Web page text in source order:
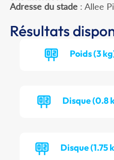
Adresse du stade : Allee
Résultats
Poids (3
Disque (0.8
Disque (1.75